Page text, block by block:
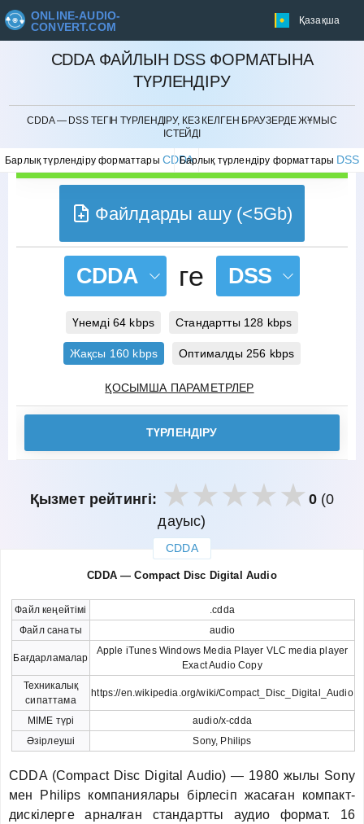
ONLINE-AUDIO-
CONVERT.COM
Қазақша
CDDA ФАЙЛЫН DSS ФОРМАТЫНА
ТҮРЛЕНДІРУ
CDDA — DSS ТЕГІН ТҮРЛЕНДІРУ, КЕЗ КЕЛГЕН БРАУЗЕРДЕ ЖҰМЫС
ІСТЕЙДІ
Барлық түрлендіру форматтары CDDAБарлық түрлендіру форматтары DSS
Файлдарды ашу (<5Gb)
CDDA ге DSS
Үнемді 64 kbps Стандартты 128 kbps
Жақсы 160 kbps Оптималды 256 kbps
ҚОСЫМША ПАРАМЕТРЛЕР
ТҮРЛЕНДІРУ
Қызмет рейтингі: 0(0
дауыс)
CDDA
CDDA — Compact Disc Digital Audio
Файл кеңейтімі
.cdda
Файл санаты
audio
Бағдарламалар
Apple iTunes Windows Media Player VLC media player
Exact Audio Copy
Техникалық
сипаттама
https://en.wikipedia.org/wiki/Compact_Disc_Digital_Audio
MIME түрі
audio/x-cdda
Әзірлеуші
Sony, Philips
CDDA (Compact Disc Digital Audio) — 1980 жылы Sony
мен Philips компаниялары бірлесіп жасаған компакт-
дискілерге арналған стандартты аудио формат. 16